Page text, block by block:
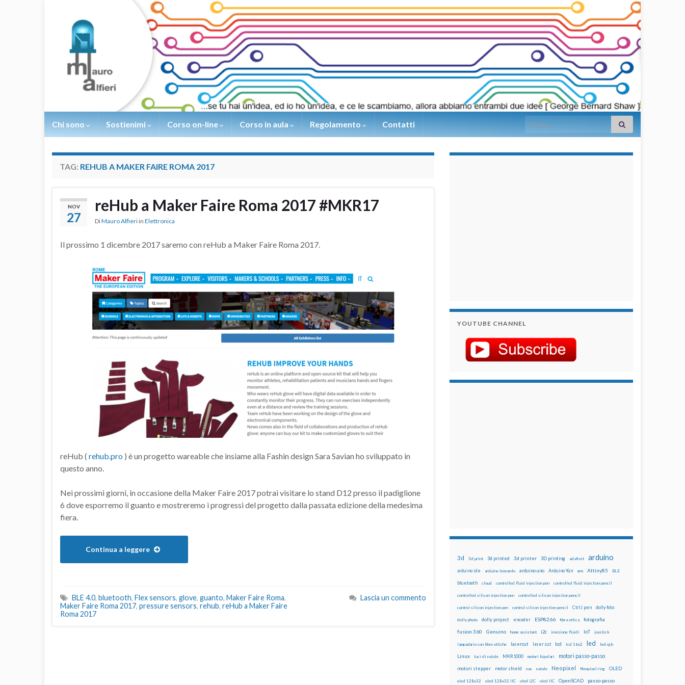
Chi sono Sostienimi Corso on-line Corso in aula Regolamento Contatti Search for:
TAG: REHUB A MAKER FAIRE ROMA 2017
NOV
27
reHub a Maker Faire Roma 2017 #MKR17
DiMauro Alfieri in Elettronica
Il prossimo 1 dicembre 2017 saremo con reHub a Maker Faire Roma 2017.
reHub ( rehub.pro ) è un progetto wareable che insiame alla Fashin design Sara Savian ho sviluppato in
questo anno.
Nei prossimi giorni, in occasione della Maker Faire 2017 potrai visitare lo stand D12 presso il padiglione
6 dove esporremo il guanto e mostreremo i progressi del progetto dalla passata edizione della medesima
fiera.
Continua a leggere
BLE 4.0, bluetooth, Flex sensors, glove, guanto, Maker Faire Roma,
Maker Faire Roma 2017, pressure sensors, rehub, reHub a Maker Faire
Roma 2017
Lascia un commento
YOUTUBE CHANNEL
3d 3d print 3d printed 3d printer 3D printing adafruit arduino
arduino ide arduino leonardo arduino uno Arduino Yún arm Attiny85 BLE
bluetooth cloud controlled fluid injection pen controlled fluid injection pencil
controlled silicon injection pen controlled silicon injection pencil
control silicon injection pen control silicon injection pencil CtrlJ pen dolly foto
dolly photo dolly project encoder ESP8266 fibra ottica fotografia
fusion 360 Genuino home assistant i2c iniezione fluidi IoT joystick
lampadario con fibre ottiche lasercut laser cut lcd lcd 16x2 led led rgb
Linux luci di natale MKR1000 motori bipolari motori passo-passo
motori stepper motor shield nas natale Neopixel Neopixel ring OLED
oled 128x32 oled 128x32 IIC oled i2C oled IIC OpenSCAD passo-passo